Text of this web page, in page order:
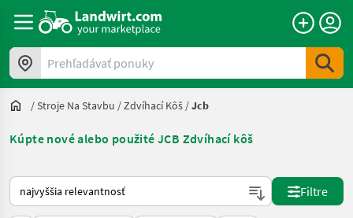
Prehľadávať ponuky
/Stroje Na Stavbu /Zdvíhací Kôš /Jcb
Kúpte nové alebo použité JCB Zdvíhací kôš
Takto sa vykonáva triedenie na Landwirt.com
Filtre